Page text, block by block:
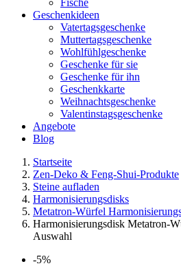
Fische
Geschenkideen
Vatertagsgeschenke
Muttertagsgeschenke
Wohlfühlgeschenke
Geschenke für sie
Geschenke für ihn
Geschenkkarte
Weihnachtsgeschenke
Valentinstagsgeschenke
Angebote
Blog
Startseite
Zen-Deko & Feng-Shui-Produkte
Steine aufladen
Harmonisierungsdisks
Metatron-Würfel
Harmonisierungsdisk Metatron-
Auswahl
-5%